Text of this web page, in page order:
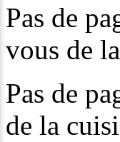
Pas de
vous de
Pas de
de la